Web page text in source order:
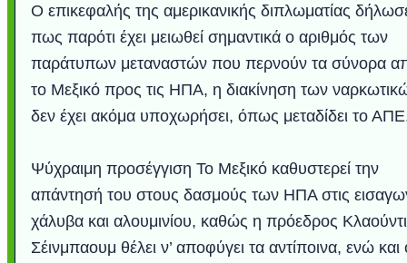
Ο επικεφαλής της αμερικανικής διπλωματίας
πως παρότι έχει μειωθεί σημαντικά ο αριθμός των
παράτυπων μεταναστών που περνούν τα σύνορα
το Μεξικό προς τις ΗΠΑ, η διακίνηση των
δεν έχει ακόμα υποχωρήσει, όπως μεταδίδει το
Ψύχραιμη προσέγγιση Το Μεξικό καθυστερεί την
απάντησή του στους δασμούς των ΗΠΑ στις
χάλυβα και αλουμινίου, καθώς η πρόεδρος
Σέινμπαουμ θέλει ν’ αποφύγει τα αντίποινα, ενώ και